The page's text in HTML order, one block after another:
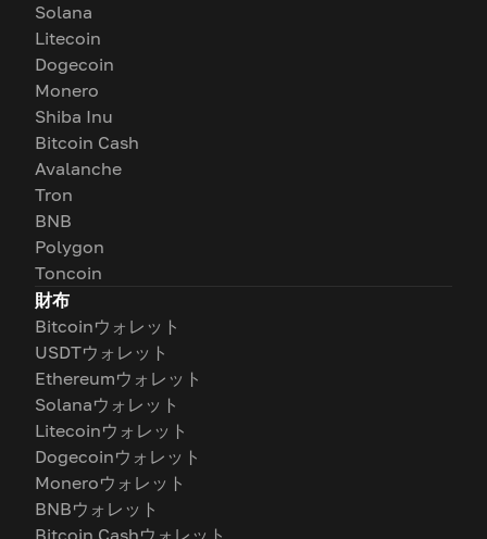
Solana
Litecoin
Dogecoin
Monero
Shiba Inu
Bitcoin Cash
Avalanche
Tron
BNB
Polygon
Toncoin
財布
Bitcoinウォレット
USDTウォレット
Ethereumウォレット
Solanaウォレット
Litecoinウォレット
Dogecoinウォレット
Moneroウォレット
BNBウォレット